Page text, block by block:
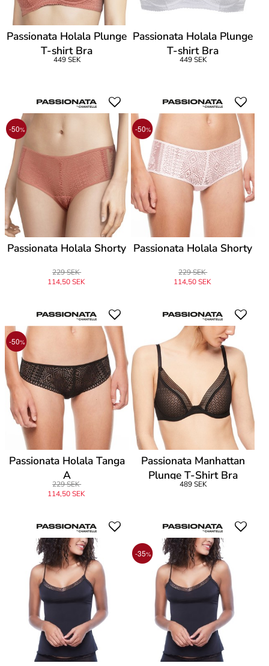
Passionata Holala Plunge
T-shirt Bra
449 SEK
Passionata Holala Plunge
T-shirt Bra
449 SEK
-50%
Passionata Holala Shorty
229 SEK
114,50 SEK
-50%
Passionata Holala Shorty
229 SEK
114,50 SEK
-50%
Passionata Holala Tanga
A
229 SEK
114,50 SEK
Passionata Manhattan
Plunge T-Shirt Bra
489 SEK
-35%